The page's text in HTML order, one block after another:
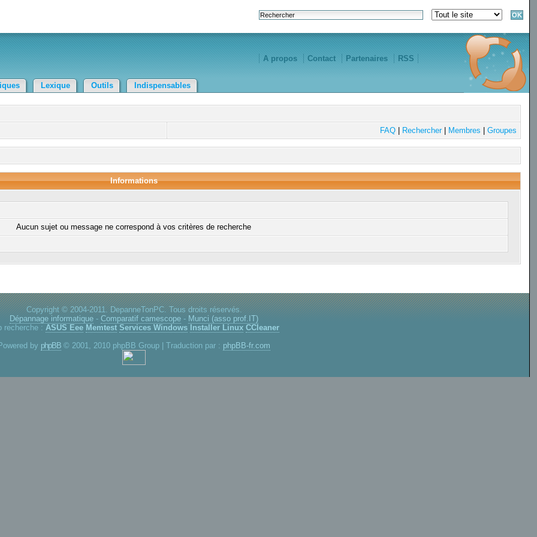
A propos Contact Partenaires RSS
Lexique Outils Indispensables
FAQ| Rechercher| Membres Groupes
Informations
Aucun sujet ou message ne correspond à vos critères de recherche
Copyright © 2004-2011. DepanneTonPC. Tous droits réservés.
Dépannage informatique -Comparatif camescope - Munci (asso prof.IT)
recherche : ASUS Eee Memtest Services Windows Installer Linux CCleaner
by phpBB © 2001, 2010 phpBB Group | Traduction par : phpBB-fr.com